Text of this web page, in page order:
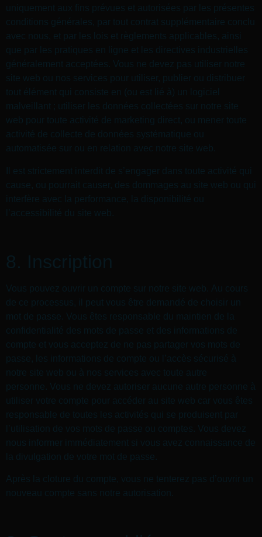
uniquement aux fins prévues et autorisées par les présentes
conditions générales, par tout contrat supplémentaire conclu
avec nous, et par les lois et règlements applicables, ainsi
que par les pratiques en ligne et les directives industrielles
généralement acceptées. Vous ne devez pas utiliser notre
site web ou nos services pour utiliser, publier ou distribuer
tout élément qui consiste en (ou est lié à) un logiciel
malveillant ; utiliser les données collectées sur notre site
web pour toute activité de marketing direct, ou mener toute
activité de collecte de données systématique ou
automatisée sur ou en relation avec notre site web.
Il est strictement interdit de s’engager dans toute activité qui
cause, ou pourrait causer, des dommages au site web ou qui
interfère avec la performance, la disponibilité ou
l’accessibilité du site web.
8. Inscription
Vous pouvez ouvrir un compte sur notre site web. Au cours
de ce processus, il peut vous être demandé de choisir un
mot de passe. Vous êtes responsable du maintien de la
confidentialité des mots de passe et des informations de
compte et vous acceptez de ne pas partager vos mots de
passe, les informations de compte ou l’accès sécurisé à
notre site web ou à nos services avec toute autre
personne. Vous ne devez autoriser aucune autre personne à
utiliser votre compte pour accéder au site web car vous êtes
responsable de toutes les activités qui se produisent par
l’utilisation de vos mots de passe ou comptes. Vous devez
nous informer immédiatement si vous avez connaissance de
la divulgation de votre mot de passe.
Après la cloture du compte, vous ne tenterez pas d’ouvrir un
nouveau compte sans notre autorisation.